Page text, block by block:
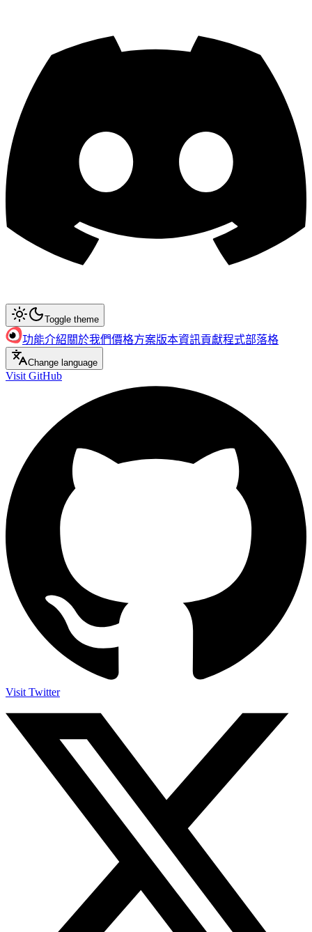
Toggle theme
功能介紹關於我們價格方案版本資訊貢獻程式部落格
Change language
Visit GitHub
Visit Twitter